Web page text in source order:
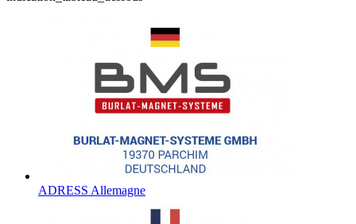
ADRESS Allemagne